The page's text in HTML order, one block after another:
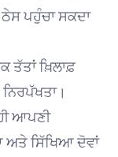
ਠੇਸ ਪਹੁੰਚਾ ਸਕਦਾ
ਤੱਤਾਂ ਖ਼ਿਲਾਫ਼
ਆਪਣੀ
ਅਤੇ ਸਿੱਖਿਆ ਦੋਵਾਂ